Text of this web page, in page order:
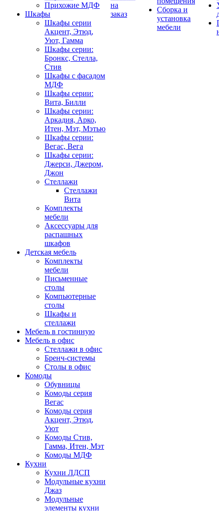
Прихожие МДФ
Шкафы
Шкафы серии
Акцент, Этюд,
Уют, Гамма
Шкафы серии:
Бронкс, Стелла,
Стив
Шкафы с фасадом
МДФ
Шкафы серии:
Вита, Билли
Шкафы серии:
Аркадия, Арко,
Итен, Мэт, Мэтью
Шкафы серии:
Вегас, Вега
Шкафы серии:
Джерси, Джером,
Джон
Стеллажи
Стеллажи
Вита
Комплекты
мебели
Аксессуары для
распашных
шкафов
Детская мебель
Комплекты
мебели
Письменные
столы
Компьютерные
столы
Шкафы и
стеллажи
Мебель в гостинную
Мебель в офис
Стеллажи в офис
Бренч-системы
Столы в офис
Комоды
Обувницы
Комоды серия
Вегас
Комоды серия
Акцент, Этюд,
Уют
Комоды Стив,
Гамма, Итен, Мэт
Комоды МДФ
Кухни
Кухни ЛДСП
Модульные кухни
Джаз
Модульные
элементы кухни
на
заказ
Сборка и
установка
мебели